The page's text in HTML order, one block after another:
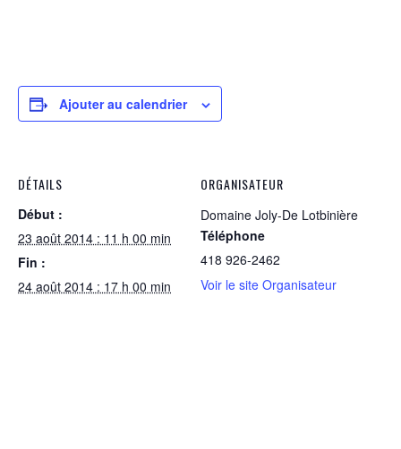
Ajouter au calendrier
DÉTAILS
Début :
23 août 2014 : 11 h 00 min
Fin :
24 août 2014 : 17 h 00 min
ORGANISATEUR
Domaine Joly-De Lotbinière
Téléphone
418 926-2462
Voir le site Organisateur